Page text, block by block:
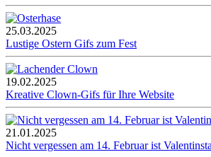
25.03.2025
Lustige Ostern Gifs zum Fest
19.02.2025
Kreative Clown-Gifs für Ihre Website
21.01.2025
Nicht vergessen am 14. Februar ist